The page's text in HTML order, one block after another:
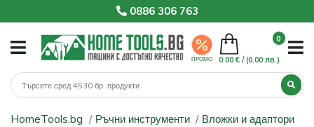
0886 306 763
ПРОМО
0
0.00 € /(0.00 лв.)
HomeTools.bg Ръчни инструменти
Вложки и адаптори